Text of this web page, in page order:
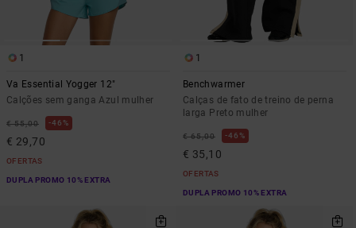
1
Va Essential Yogger 12"
Calções sem ganga Azul mulher
€ 55,00 46%
€ 29,70
OFERTAS
DUPLA PROMO 10% EXTRA
1
Benchwarmer
Calças de fato de treino de perna
larga Preto mulher
€ 65,00 46%
€ 35,10
OFERTAS
DUPLA PROMO 10% EXTRA